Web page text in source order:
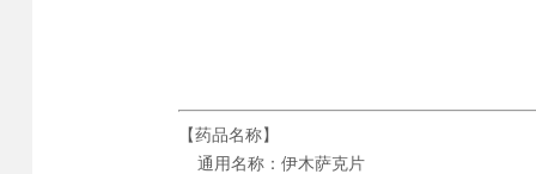
【药品名称】
通用名称：伊木萨克片